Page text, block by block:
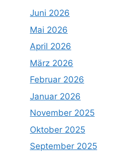
Juni 2026
Mai 2026
April 2026
März 2026
Februar 2026
Januar 2026
November 2025
Oktober 2025
September 2025